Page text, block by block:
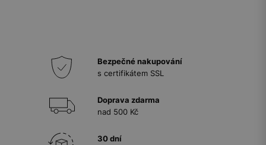
Bezpečné nakupování
s certifikátem SSL
Doprava zdarma
nad 500 Kč
30 dní